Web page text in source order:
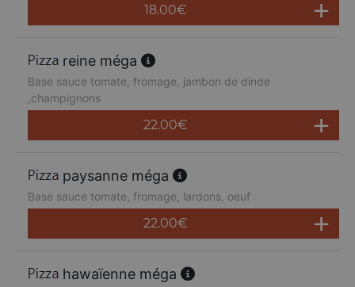
18.00€
reine méga
Base sauce tomate, fromage, jambon de dinde
,champignons
22.00€
paysanne méga
Base sauce tomate, fromage, lardons, oeuf
22.00€
hawaïenne méga